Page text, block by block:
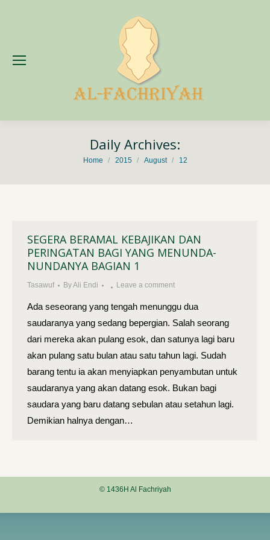
Daily Archives:
You are here:
Home 2015 August 12
SEGERA BERAMAL KEBAJIKAN DAN
PERINGATAN BAGI YANG MENUNDA-
NUNDANYA BAGIAN 1
Tasawuf ByAli Endi Leave a comment
Ada seseorang yang tengah menunggu dua
saudaranya yang sedang bepergian. Salah seorang
dari mereka akan pulang esok, dan satunya lagi baru
akan pulang satu bulan atau satu tahun lagi. Sudah
barang tentu ia akan menyiapkan penyambutan untuk
saudaranya yang akan datang esok. Bukan bagi
saudara yang baru datang sebulan atau setahun lagi.
Demikian halnya dengan…
© 1436H Al Fachriyah